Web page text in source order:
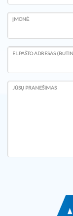
ĮMONĖ
EL.PAŠTO ADRESAS
JŪSŲ PRANEŠIMAS